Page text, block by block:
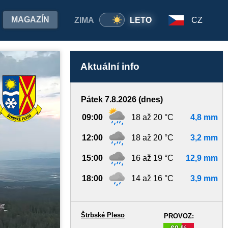
ZIMA LETO
MAGAZÍN CZ
Aktuální info
Pátek 7.8.2026 (dnes)
09:00 18 až 20 °C 4,8 mm
12:00 18 až 20 °C 3,2 mm
15:00 16 až 19 °C 12,9 mm
18:00 14 až 16 °C 3,9 mm
PROVOZ:
Štrbské Pleso